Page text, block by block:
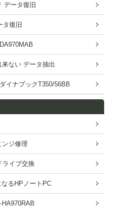
データ復旧
タ復旧
ない データ抽出
イナブックT350/56BB
ンジ修理
ライブ交換
るHPノートPC